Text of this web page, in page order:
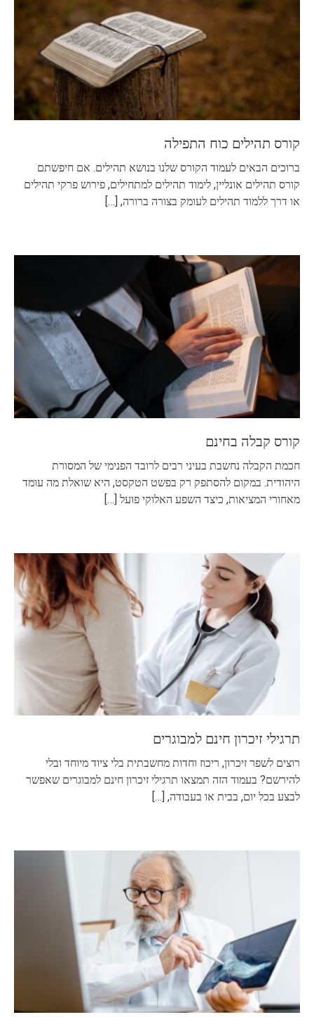
קורס תהילים כוח התפילה
ברוכים הבאים לעמוד הקורס שלנו בנושא תהילים. אם חיפשתם
קורס תהילים אונליין, לימוד תהילים למתחילים, פירוש פרקי תהילים
או דרך ללמוד תהילים לעומק בצורה ברורה, […]
קורס קבלה בחינם
חכמת הקבלה נחשבת בעיני רבים לרובד הפנימי של המסורת
היהודית. במקום להסתפק רק בפשט הטקסט, היא שואלת מה עומד
מאחורי המציאות, כיצד השפע האלוקי פועל […]
תרגילי זיכרון חינם למבוגרים
רוצים לשפר זיכרון, ריכוז וחדות מחשבתית בלי ציוד מיוחד ובלי
להירשם? בעמוד הזה תמצאו תרגילי זיכרון חינם למבוגרים שאפשר
לבצע בכל יום, בבית או בעבודה, […]